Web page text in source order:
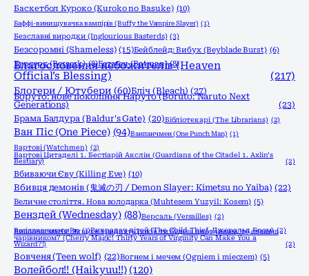
Баскетбол Куроко (Kuroko no Basuke) (10)
Баффі-винищувачка вампірів (Buffy the Vampire Slayer) (1)
Безславні виродки (Inglourious Basterds) (3)
Безсоромні (Shameless) (15)Бейблейд: Вибух (Beyblade Burst) (6)
Берсерк (Berserk) (8)Бетмен (Batman) (8)
Благословення небожителів (Heaven
Official’s Blessing)
(217)
Блогери / Ютубери (60)Бліч (Bleach) (27)
Боруто: нове покоління Наруто (Boruto: Naruto Next
Generations)
(23)
Брама Балдура (Baldur's Gate) (20)Бібліотекарі (The Librarians) (2)
Ван Піс (One Piece) (94)Ванпанчмен (One Punch Man) (1)
Вартові (Watchmen) (2)
Вартові Цитаделі 1. Бестіарій Акслін (Guardians of the Citadel 1. Axlin’s
Bestiary)
(2)
Вбиваючи Єву (Killing Eve) (10)
Вбивця демонів (鬼滅の刃 / Demon Slayer: Kimetsu no Yaiba) (22)
Величне століття. Нова володарка (Muhtesem Yuzyil: Kosem) (5)
Венздей (Wednesday) (88)Версаль (Versailles) (2)
Весілля вченого Рю (1)Викрадач дітей (The Child Thief, Джеральд Бром) (2)
Вишнева магія! Якщо в тридцять років ти будеш цнотливим, то станеш
чарівником? (Cherry Magic! Thirty Years of Virginity Can Make You a
Wizard?!)
(2)
Вовченя (Teen wolf) (22)Вогнем і мечем (Ogniem i mieczem) (5)
Волейбол!! (Haikyuu!!) (120)